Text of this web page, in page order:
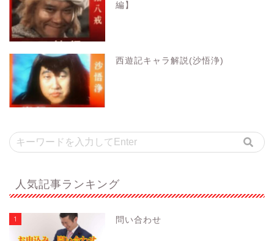
編】
西遊記キャラ解説(沙悟浄)
人気記事ランキング
1 問い合わせ